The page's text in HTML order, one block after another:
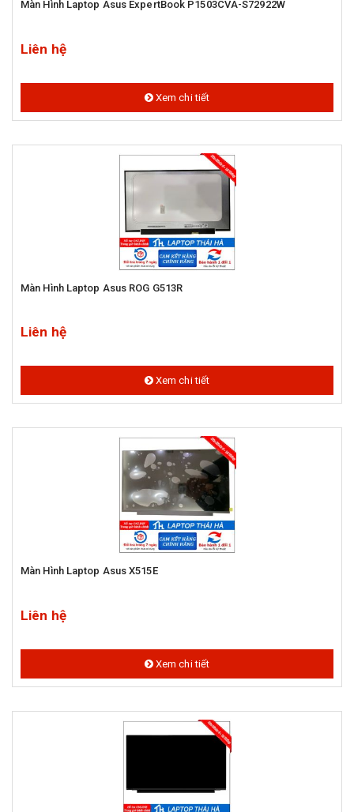
Màn Hình Laptop Asus ExpertBook P1503CVA-S72922W
Liên hệ
Xem chi tiết
Màn Hình Laptop Asus ROG G513R
Liên hệ
Xem chi tiết
Màn Hình Laptop Asus X515E
Liên hệ
Xem chi tiết